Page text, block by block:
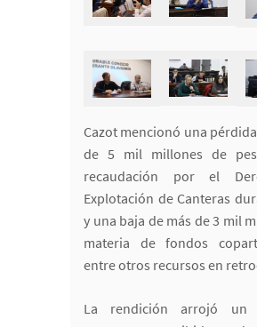
Cazot mencionó una
de 5 mil millones de
recaudación por el
Explotación de Canteras
y una baja de más de 3 mil
materia de fondos
entre otros recursos en
La rendición arrojó